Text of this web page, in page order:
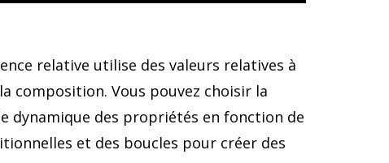
relative utilise des valeurs relatives à
composition. Vous pouvez choisir la
dynamique des propriétés en fonction de
et des boucles pour créer des